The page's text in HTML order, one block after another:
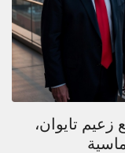
تايوان،